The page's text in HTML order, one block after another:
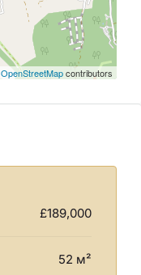
OpenStreetMapcontributors
£189,000
52 м²